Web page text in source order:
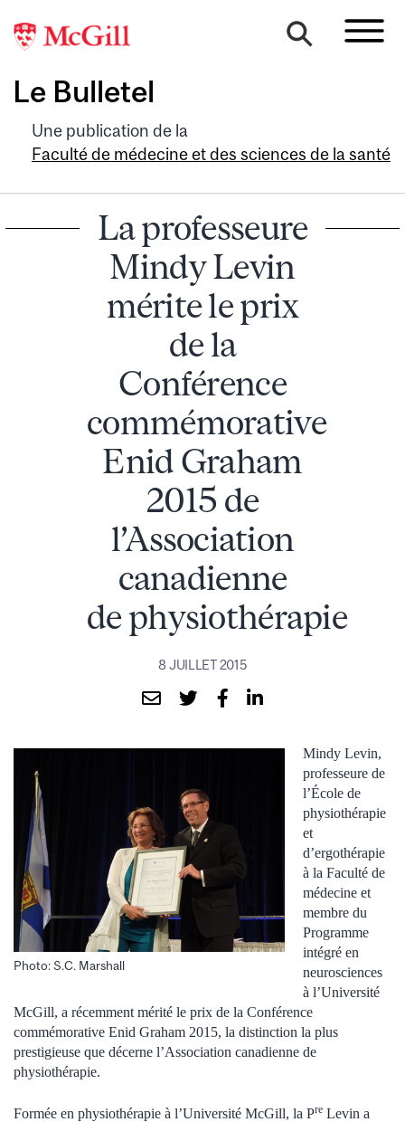
Le Bulletel
Une publication de la
Faculté de médecine et des sciences de la santé
La professeure
Mindy Levin
mérite le prix
de la
Conférence
commémorative
Enid Graham
2015 de
l’Association
canadienne
de physiothérapie
8 JUILLET 2015
Photo: S.C. Marshall
Mindy Levin,
professeure de
l’École de
physiothérapie
et
d’ergothérapie
à la Faculté de
médecine et
membre du
Programme
intégré en
neurosciences
à l’Université
McGill, a récemment mérité le prix de la Conférence
commémorative Enid Graham 2015, la distinction la plus
prestigieuse que décerne l’Association canadienne de
physiothérapie.
Formée en physiothérapie à l’Université McGill, la Pre Levin a